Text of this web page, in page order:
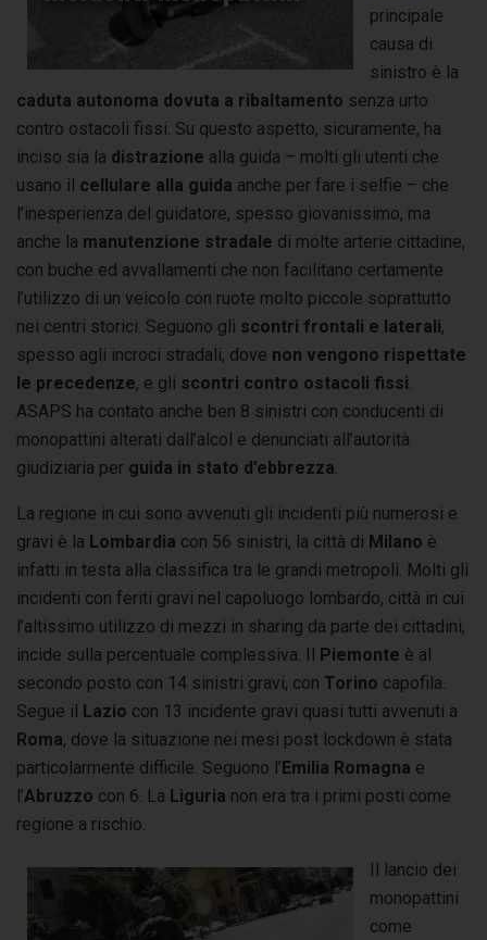
principale
causa di
sinistro è la
caduta autonoma dovuta a ribaltamento senza urto
contro ostacoli fissi. Su questo aspetto, sicuramente, ha
inciso sia la distrazione alla guida – molti gli utenti che
usano il cellulare alla guida anche per fare i selfie – che
l’inesperienza del guidatore, spesso giovanissimo, ma
anche la manutenzione stradale di molte arterie cittadine,
con buche ed avvallamenti che non facilitano certamente
l’utilizzo di un veicolo con ruote molto piccole soprattutto
nei centri storici. Seguono gli scontri frontali e laterali,
spesso agli incroci stradali, dove non vengono rispettate
le precedenze, e gli scontri contro ostacoli fissi.
ASAPS ha contato anche ben 8 sinistri con conducenti di
monopattini alterati dall’alcol e denunciati all’autorità
giudiziaria per guida in stato d’ebbrezza.
La regione in cui sono avvenuti gli incidenti più numerosi e
gravi è la Lombardia con 56 sinistri, la città di Milano è
infatti in testa alla classifica tra le grandi metropoli. Molti gli
incidenti con feriti gravi nel capoluogo lombardo, città in cui
l’altissimo utilizzo di mezzi in sharing da parte dei cittadini,
incide sulla percentuale complessiva. Il
Piemonte è al
secondo posto con 14 sinistri gravi, con Torino capofila.
Segue il
Lazio con 13 incidente gravi quasi tutti avvenuti a
Roma, dove la situazione nei mesi post lockdown è stata
particolarmente difficile. Seguono l’ Emilia Romagna e
l’Abruzzo con 6. La Liguria non era tra i primi posti come
regione a rischio.
Il lancio dei
monopattini
come